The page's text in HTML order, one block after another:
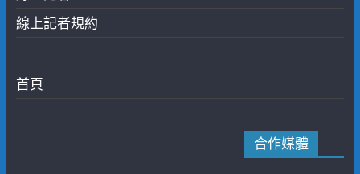
線上記者規約
首頁
合作媒體